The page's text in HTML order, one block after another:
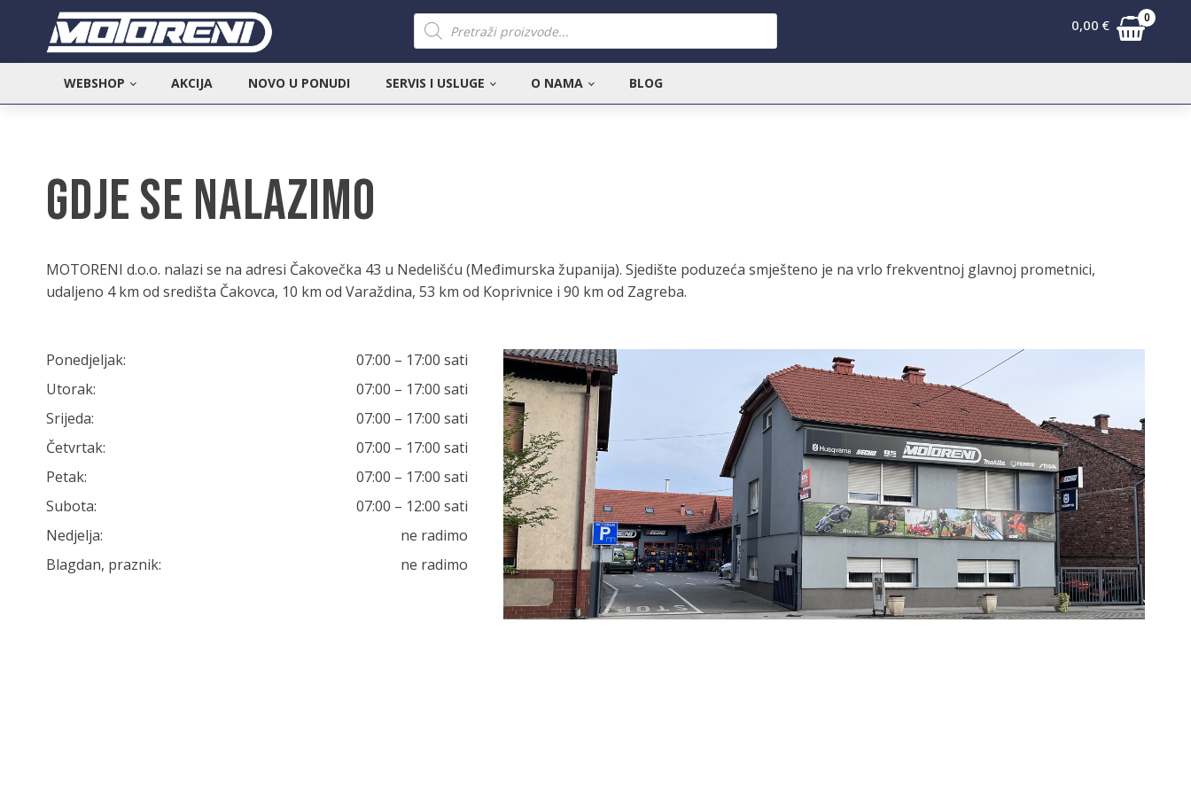
Products
search
0,00 € 0
WEBSHOP AKCIJA NOVO U PONUDI SERVIS I USLUGE O NAMA BLOG
Gdje se nalazimo
MOTORENI d.o.o. nalazi se na adresi Čakovečka 43 u Nedelišću (Međimurska županija). Sjedište poduzeća smješteno je na vrlo frekventnoj glavnoj prometnici,
udaljeno 4 km od središta Čakovca, 10 km od Varaždina, 53 km od Koprivnice i 90 km od Zagreba.
Ponedjeljak:
07:00 – 17:00 sati
Utorak:
07:00 – 17:00 sati
Srijeda:
07:00 – 17:00 sati
Četvrtak:
07:00 – 17:00 sati
Petak:
07:00 – 17:00 sati
Subota:
07:00 – 12:00 sati
Nedjelja:
ne radimo
Blagdan, praznik:
ne radimo